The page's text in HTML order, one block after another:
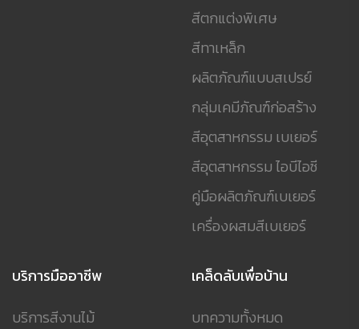
สีตกแต่งพิเศษ
สีทาเหล็ก
ผลิตภัณฑ์แบบสเปรย์
กลุ่มเคมีภัณฑ์ก่อสร้าง
สีอุตสาหกรรม เบเยอร์
สีอุตสาหกรรม ไอบีไอซี
คู่มือผลิตภัณฑ์เบเยอร์
เครื่องผสมสีเบเยอร์
บริการมืออาชีพ
บริการสีงานไม้
เคล็ดลับเพื่อบ้าน
บทความทั้งหมด